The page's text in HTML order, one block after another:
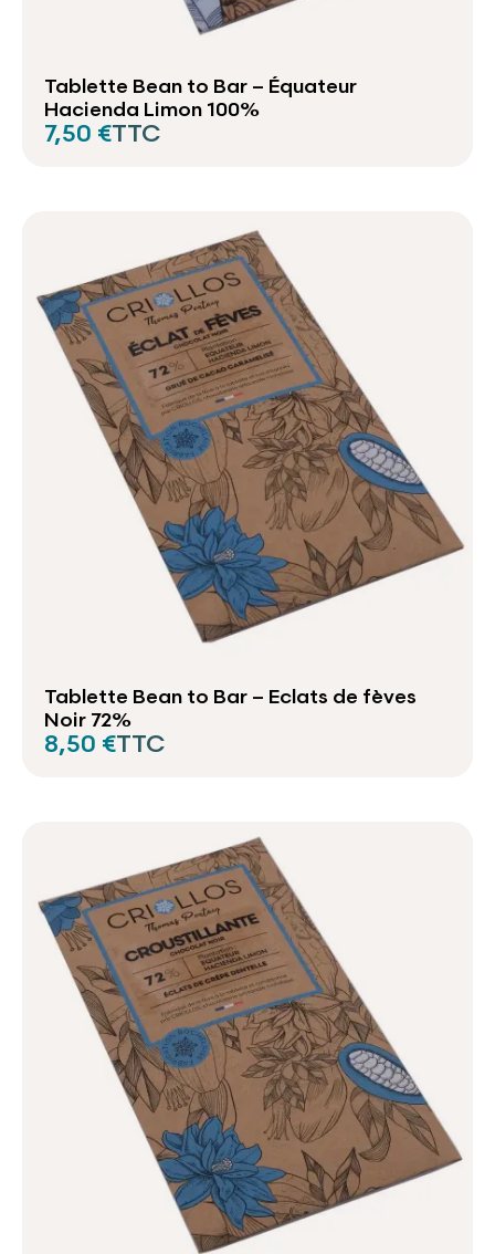
Tablette Bean to Bar – Équateur
Hacienda Limon 100%
7,50 €TTC
Tablette Bean to Bar – Eclats de fèves
Noir 72%
8,50 €TTC